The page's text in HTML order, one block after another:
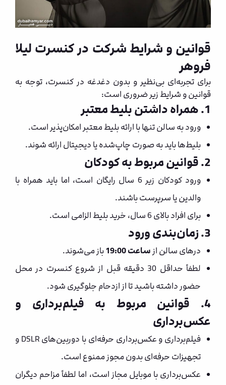
قوانین و شرایط شرکت در کنسرت لیلا
فروهر
برای تجربه‌ای بی‌نظیر و بدون دغدغه در کنسرت، توجه به
قوانین و شرایط زیر ضروری است:
1. همراه داشتن بلیط معتبر
ورود به سالن تنها با ارائه بلیط معتبر امکان‌پذیر است.
بلیط‌ها باید به صورت چاپ‌شده یا دیجیتال ارائه شوند.
2. قوانین مربوط به کودکان
ورود کودکان زیر 6 سال رایگان است، اما باید همراه با
والدین یا سرپرست باشند.
برای افراد بالای 6 سال، خرید بلیط الزامی است.
3. زمان‌بندی ورود
درهای سالن از ساعت 19:00
باز می‌شوند.
لطفاً حداقل 30 دقیقه قبل از شروع کنسرت در محل
حضور داشته باشید تا از ازدحام جلوگیری شود.
4. قوانین مربوط به فیلم‌برداری و
عکس‌برداری
فیلم‌برداری و عکس‌برداری حرفه‌ای با دوربین‌های DSLR و
تجهیزات حرفه‌ای بدون مجوز ممنوع است.
عکس‌برداری با موبایل مجاز است، اما لطفاً مزاحم دیگران